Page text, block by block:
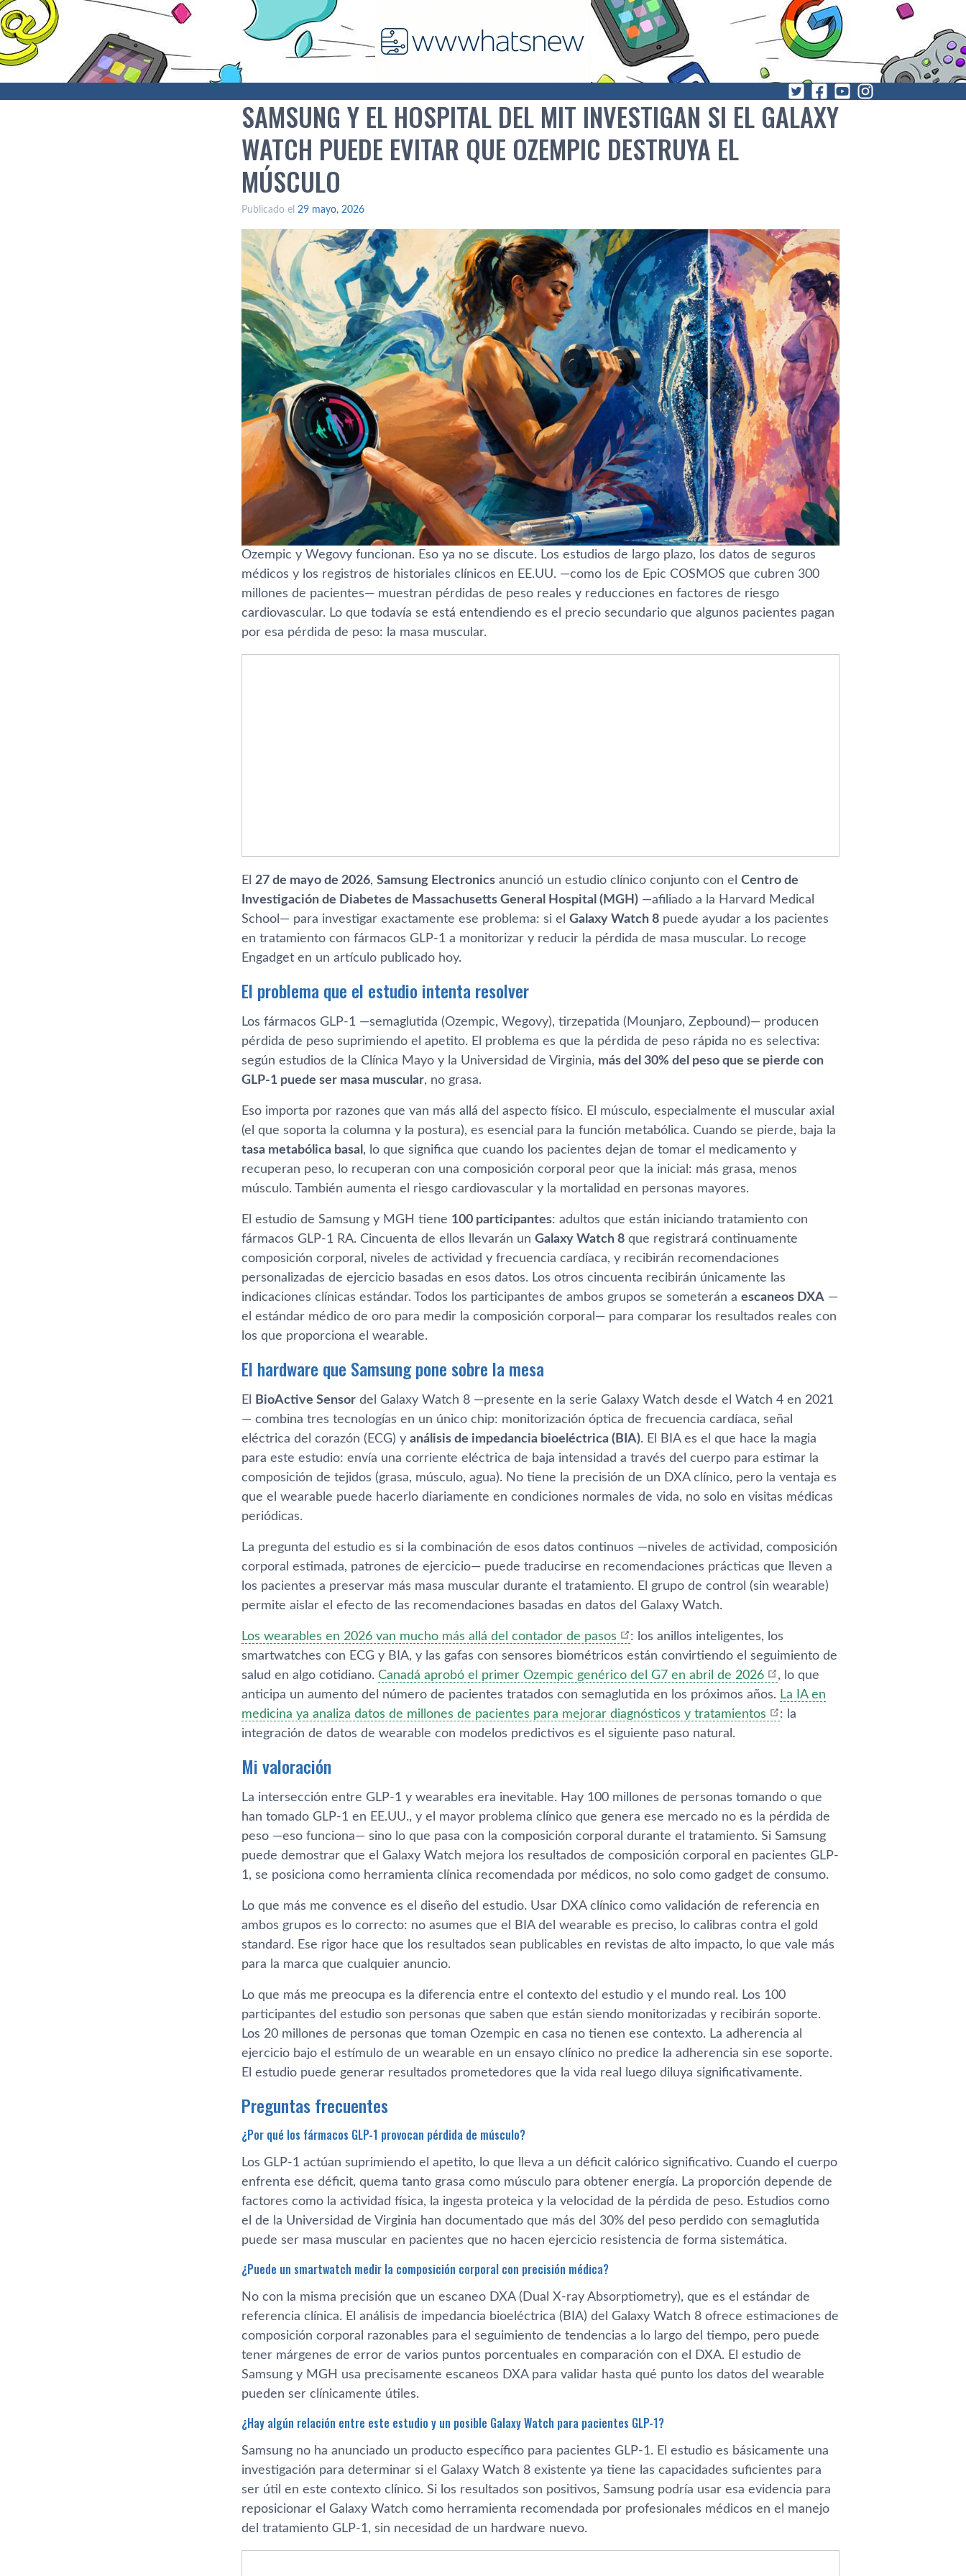
SAMSUNG Y EL HOSPITAL DEL MIT INVESTIGAN SI EL GALAXY
WATCH PUEDE EVITAR QUE OZEMPIC DESTRUYA EL
MÚSCULO
Publicado el 29 mayo, 2026
Ozempic y Wegovy funcionan. Eso ya no se discute. Los estudios de largo plazo, los datos de seguros
médicos y los registros de historiales clínicos en EE.UU. —como los de Epic COSMOS que cubren 300
millones de pacientes— muestran pérdidas de peso reales y reducciones en factores de riesgo
cardiovascular. Lo que todavía se está entendiendo es el precio secundario que algunos pacientes pagan
por esa pérdida de peso: la masa muscular.
El 27 de mayo de 2026, Samsung Electronics anunció un estudio clínico conjunto con el Centro de
Investigación de Diabetes de Massachusetts General Hospital (MGH) —afiliado a la Harvard Medical
School— para investigar exactamente ese problema: si el Galaxy Watch 8 puede ayudar a los pacientes
en tratamiento con fármacos GLP-1 a monitorizar y reducir la pérdida de masa muscular. Lo recoge
Engadget en un artículo publicado hoy.
El problema que el estudio intenta resolver
Los fármacos GLP-1 —semaglutida (Ozempic, Wegovy), tirzepatida (Mounjaro, Zepbound)— producen
pérdida de peso suprimiendo el apetito. El problema es que la pérdida de peso rápida no es selectiva:
según estudios de la Clínica Mayo y la Universidad de Virginia, más del 30% del peso que se pierde con
GLP-1 puede ser masa muscular, no grasa.
Eso importa por razones que van más allá del aspecto físico. El músculo, especialmente el muscular axial
(el que soporta la columna y la postura), es esencial para la función metabólica. Cuando se pierde, baja la
tasa metabólica basal , lo que significa que cuando los pacientes dejan de tomar el medicamento y
recuperan peso, lo recuperan con una composición corporal peor que la inicial: más grasa, menos
músculo. También aumenta el riesgo cardiovascular y la mortalidad en personas mayores.
El estudio de Samsung y MGH tiene 100 participantes: adultos que están iniciando tratamiento con
fármacos GLP-1 RA. Cincuenta de ellos llevarán un Galaxy Watch 8 que registrará continuamente
composición corporal, niveles de actividad y frecuencia cardíaca, y recibirán recomendaciones
personalizadas de ejercicio basadas en esos datos. Los otros cincuenta recibirán únicamente las
indicaciones clínicas estándar. Todos los participantes de ambos grupos se someterán a escaneos DXA —
el estándar médico de oro para medir la composición corporal— para comparar los resultados reales con
los que proporciona el wearable.
El hardware que Samsung pone sobre la mesa
El BioActive Sensor del Galaxy Watch 8 —presente en la serie Galaxy Watch desde el Watch 4 en 2021
— combina tres tecnologías en un único chip: monitorización óptica de frecuencia cardíaca, señal
eléctrica del corazón (ECG) y análisis de impedancia bioeléctrica (BIA). El BIA es el que hace la magia
para este estudio: envía una corriente eléctrica de baja intensidad a través del cuerpo para estimar la
composición de tejidos (grasa, músculo, agua). No tiene la precisión de un DXA clínico, pero la ventaja es
que el wearable puede hacerlo diariamente en condiciones normales de vida, no solo en visitas médicas
periódicas.
La pregunta del estudio es si la combinación de esos datos continuos —niveles de actividad, composición
corporal estimada, patrones de ejercicio— puede traducirse en recomendaciones prácticas que lleven a
los pacientes a preservar más masa muscular durante el tratamiento. El grupo de control (sin wearable)
permite aislar el efecto de las recomendaciones basadas en datos del Galaxy Watch.
Los wearables en 2026 van mucho más allá del contador de pasos
: los anillos inteligentes, los
smartwatches con ECG y BIA, y las gafas con sensores biométricos están convirtiendo el seguimiento de
salud en algo cotidiano. Canadá aprobó el primer Ozempic genérico del G7 en abril de 2026
, lo que
anticipa un aumento del número de pacientes tratados con semaglutida en los próximos años. La IA en
medicina ya analiza datos de millones de pacientes para mejorar diagnósticos y tratamientos
: la
integración de datos de wearable con modelos predictivos es el siguiente paso natural.
Mi valoración
La intersección entre GLP-1 y wearables era inevitable. Hay 100 millones de personas tomando o que
han tomado GLP-1 en EE.UU., y el mayor problema clínico que genera ese mercado no es la pérdida de
peso —eso funciona— sino lo que pasa con la composición corporal durante el tratamiento. Si Samsung
puede demostrar que el Galaxy Watch mejora los resultados de composición corporal en pacientes GLP-
1, se posiciona como herramienta clínica recomendada por médicos, no solo como gadget de consumo.
Lo que más me convence es el diseño del estudio. Usar DXA clínico como validación de referencia en
ambos grupos es lo correcto: no asumes que el BIA del wearable es preciso, lo calibras contra el gold
standard. Ese rigor hace que los resultados sean publicables en revistas de alto impacto, lo que vale más
para la marca que cualquier anuncio.
Lo que más me preocupa es la diferencia entre el contexto del estudio y el mundo real. Los 100
participantes del estudio son personas que saben que están siendo monitorizadas y recibirán soporte.
Los 20 millones de personas que toman Ozempic en casa no tienen ese contexto. La adherencia al
ejercicio bajo el estímulo de un wearable en un ensayo clínico no predice la adherencia sin ese soporte.
El estudio puede generar resultados prometedores que la vida real luego diluya significativamente.
Preguntas frecuentes
¿Por qué los fármacos GLP-1 provocan pérdida de músculo?
Los GLP-1 actúan suprimiendo el apetito, lo que lleva a un déficit calórico significativo. Cuando el cuerpo
enfrenta ese déficit, quema tanto grasa como músculo para obtener energía. La proporción depende de
factores como la actividad física, la ingesta proteica y la velocidad de la pérdida de peso. Estudios como
el de la Universidad de Virginia han documentado que más del 30% del peso perdido con semaglutida
puede ser masa muscular en pacientes que no hacen ejercicio resistencia de forma sistemática.
¿Puede un smartwatch medir la composición corporal con precisión médica?
No con la misma precisión que un escaneo DXA (Dual X-ray Absorptiometry), que es el estándar de
referencia clínica. El análisis de impedancia bioeléctrica (BIA) del Galaxy Watch 8 ofrece estimaciones de
composición corporal razonables para el seguimiento de tendencias a lo largo del tiempo, pero puede
tener márgenes de error de varios puntos porcentuales en comparación con el DXA. El estudio de
Samsung y MGH usa precisamente escaneos DXA para validar hasta qué punto los datos del wearable
pueden ser clínicamente útiles.
¿Hay algún relación entre este estudio y un posible Galaxy Watch para pacientes GLP-1?
Samsung no ha anunciado un producto específico para pacientes GLP-1. El estudio es básicamente una
investigación para determinar si el Galaxy Watch 8 existente ya tiene las capacidades suficientes para
ser útil en este contexto clínico. Si los resultados son positivos, Samsung podría usar esa evidencia para
reposicionar el Galaxy Watch como herramienta recomendada por profesionales médicos en el manejo
del tratamiento GLP-1, sin necesidad de un hardware nuevo.